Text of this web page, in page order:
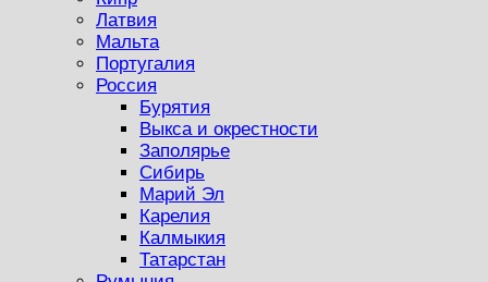
Латвия
Мальта
Португалия
Россия
Бурятия
Выкса и окрестности
Заполярье
Сибирь
Марий Эл
Карелия
Калмыкия
Татарстан